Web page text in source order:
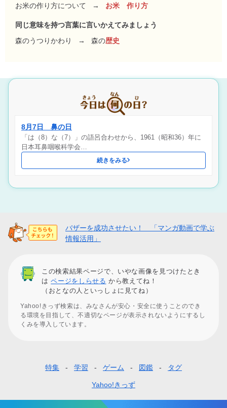
お米の作り方について
→ お米 作り方
同じ意味を持つ言葉に言いかえてみましょう
森のうつりかわり
→ 森の歴史
8月7日 鼻の日
「は（8）な（7）」の語呂合わせから、1961（昭和36）年に
日本耳鼻咽喉科学会…
続きをみる
バザーを成功させたい！ 「マンガ動画で学ぶ
情報活用」
この検索結果ページで、いやな画像を見つけたとき
はページをしらせる から教えてね！
（おとなの人といっしょに見てね）
Yahoo!きっず検索は、みなさんが安心・安全に使うことのでき
る環境を目指して、不適切なページが表示されないようにするし
くみを導入しています。
タ
特集 学習 ゲーム 図鑑 タグ
Yahoo!きっず